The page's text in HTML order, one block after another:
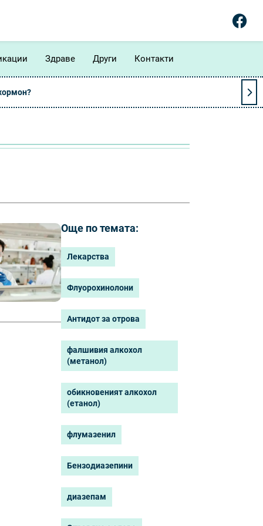
Здраве Други Контакти
Още по темата:
Лекарства
Флуорохинолони
Антидот за отрова
фалшивия алкохол
(метанол)
обикновеният алкохол
(етанол)
флумазенил
Бензодиазепини
диазепам